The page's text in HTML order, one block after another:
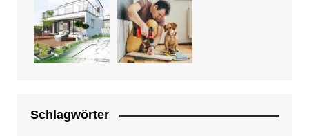
Schlagwörter